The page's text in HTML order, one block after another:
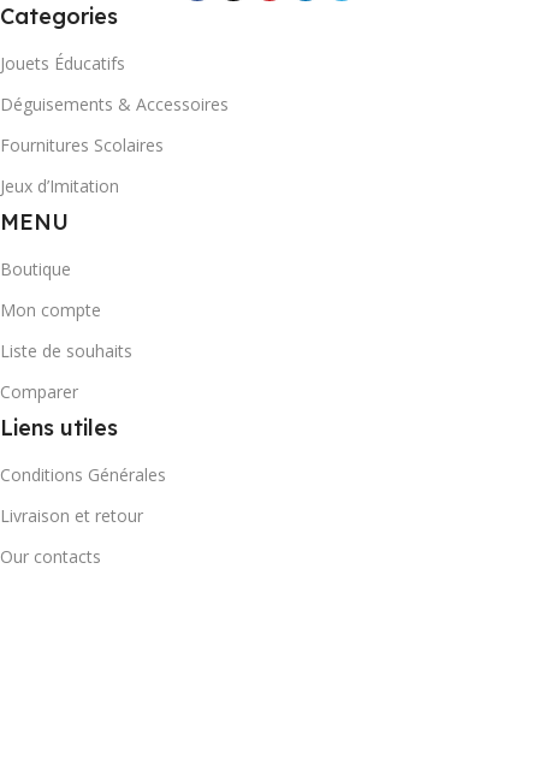
Categories
Jouets Éducatifs
Déguisements & Accessoires
Fournitures Scolaires
Jeux d’Imitation
MENU
Boutique
Mon compte
Liste de souhaits
Comparer
Liens utiles
Conditions Générales
Livraison et retour
Our contacts